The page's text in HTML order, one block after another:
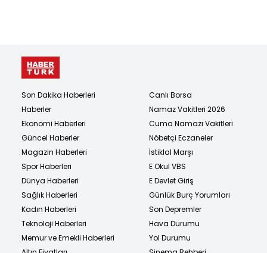
Son Dakika Haberleri
Haberler
Ekonomi Haberleri
Güncel Haberler
Magazin Haberleri
Spor Haberleri
Dünya Haberleri
Sağlık Haberleri
Kadın Haberleri
Teknoloji Haberleri
Memur ve Emekli Haberleri
Canlı Borsa
Namaz Vakitleri 2026
Cuma Namazı Vakitleri
Nöbetçi Eczaneler
İstiklal Marşı
E Okul VBS
E Devlet Giriş
Günlük Burç Yorumları
Son Depremler
Hava Durumu
Yol Durumu